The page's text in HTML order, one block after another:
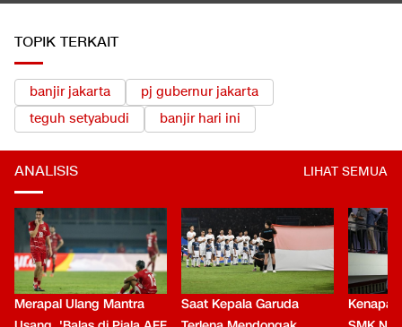
TOPIK TERKAIT
banjir jakarta
pj gubernur jakarta
teguh setyabudi
banjir hari ini
ANALISIS LIHAT SEMUA
Merapal Ulang Mantra
Saat Kepala Garuda
Kenapa